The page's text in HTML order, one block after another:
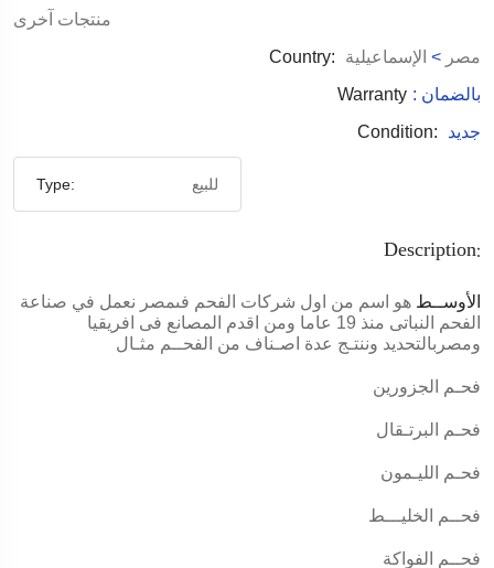
منتجات آخرى
Country:
مصر > الإسماعيلية
Warranty
: بالضمان
Condition:
جديد
Type: للبيع
Description:
الأوســط هو اسم من اول شركات الفحم فىمصر نعمل في صناعة
الفحم النباتى منذ 19 عاما ومن اقدم المصانع فى افريقيا
ومصربالتحديد وننتـج عدة اصـناف من الفحــم مثـال
فحـم الجزورين
فحـم البرتـقال
فحـم الليـمون
فحــم الخليـــط
فحــم الفواكة